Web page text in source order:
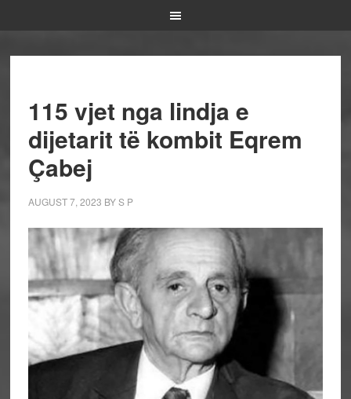
115 vjet nga lindja e
dijetarit të kombit Eqrem
Çabej
AUGUST 7, 2023 BYS P